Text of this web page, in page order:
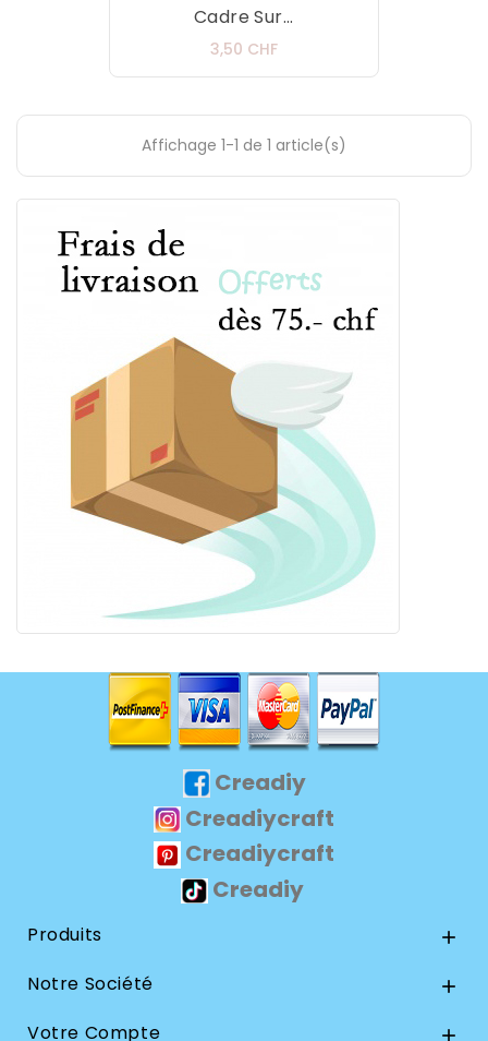
Cadre Sur...
3,50 CHFPrix
Affichage 1-1 de 1 article(s)
Creadiy
Creadiycraft
Creadiycraft
Creadiy
Produits 
Notre Société 
Votre Compte 